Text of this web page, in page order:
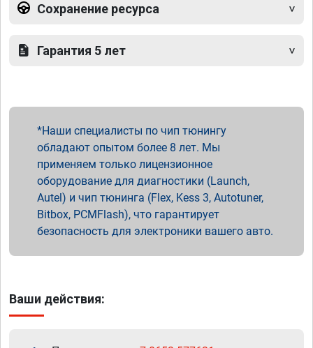
Сохранение ресурса
Гарантия 5 лет
Наши специалисты по чип тюнингу
обладают опытом более 8 лет. Мы
применяем только лицензионное
оборудование для диагностики (Launch,
Autel) и чип тюнинга (Flex, Kess 3, Autotuner,
Bitbox, PCMFlash), что гарантирует
безопасность для электроники вашего авто.
Ваши действия: